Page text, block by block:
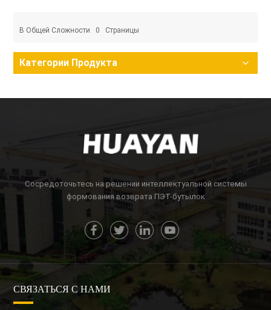
В Общей Сложности 0 Страницы
Категории Продукта
Сосредоточьтесь на решении интеллектуальной системы
формования возврата ПЭТ-бутылок
СВЯЗАТЬСЯ С НАМИ